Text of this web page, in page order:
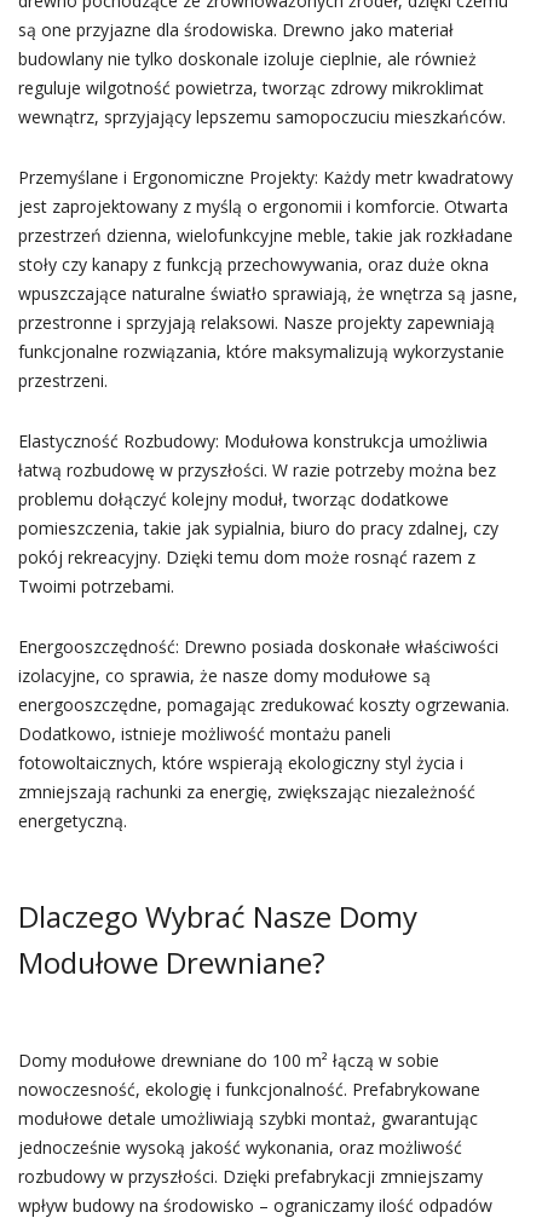
są one przyjazne dla środowiska. Drewno jako materiał
budowlany nie tylko doskonale izoluje cieplnie, ale również
reguluje wilgotność powietrza, tworząc zdrowy mikroklimat
wewnątrz, sprzyjający lepszemu samopoczuciu mieszkańców.
Przemyślane i Ergonomiczne Projekty: Każdy metr kwadratowy
jest zaprojektowany z myślą o ergonomii i komforcie. Otwarta
przestrzeń dzienna, wielofunkcyjne meble, takie jak rozkładane
stoły czy kanapy z funkcją przechowywania, oraz duże okna
wpuszczające naturalne światło sprawiają, że wnętrza są jasne,
przestronne i sprzyjają relaksowi. Nasze projekty zapewniają
funkcjonalne rozwiązania, które maksymalizują wykorzystanie
przestrzeni.
Elastyczność Rozbudowy: Modułowa konstrukcja umożliwia
łatwą rozbudowę w przyszłości. W razie potrzeby można bez
problemu dołączyć kolejny moduł, tworząc dodatkowe
pomieszczenia, takie jak sypialnia, biuro do pracy zdalnej, czy
pokój rekreacyjny. Dzięki temu dom może rosnąć razem z
Twoimi potrzebami.
Energooszczędność: Drewno posiada doskonałe właściwości
izolacyjne, co sprawia, że nasze domy modułowe są
energooszczędne, pomagając zredukować koszty ogrzewania.
Dodatkowo, istnieje możliwość montażu paneli
fotowoltaicznych, które wspierają ekologiczny styl życia i
zmniejszają rachunki za energię, zwiększając niezależność
energetyczną.
Dlaczego Wybrać Nasze Domy
Modułowe Drewniane?
Domy modułowe drewniane do 100 m² łączą w sobie
nowoczesność, ekologię i funkcjonalność. Prefabrykowane
modułowe detale umożliwiają szybki montaż, gwarantując
jednocześnie wysoką jakość wykonania, oraz możliwość
rozbudowy w przyszłości. Dzięki prefabrykacji zmniejszamy
wpływ budowy na środowisko – ograniczamy ilość odpadów